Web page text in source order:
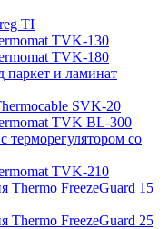
TI
TVK-130
TVK-180
паркет и ламинат
SVK-20
TVK BL-300
терморегулятором со
TVK-210
Thermo FreezeGuard 15
Thermo FreezeGuard 25